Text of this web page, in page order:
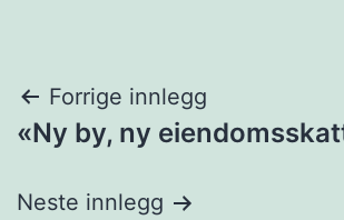
Forrige innlegg
«Ny by, ny
Neste innlegg